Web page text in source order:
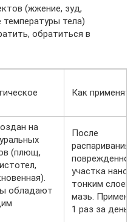
(жжение, зуд,
тела)
обратиться в
Как применять
на
(плющ,
обладают
После
распаривания
поврежденного
участка
тонким слоем
мазь.
1 раз за день.